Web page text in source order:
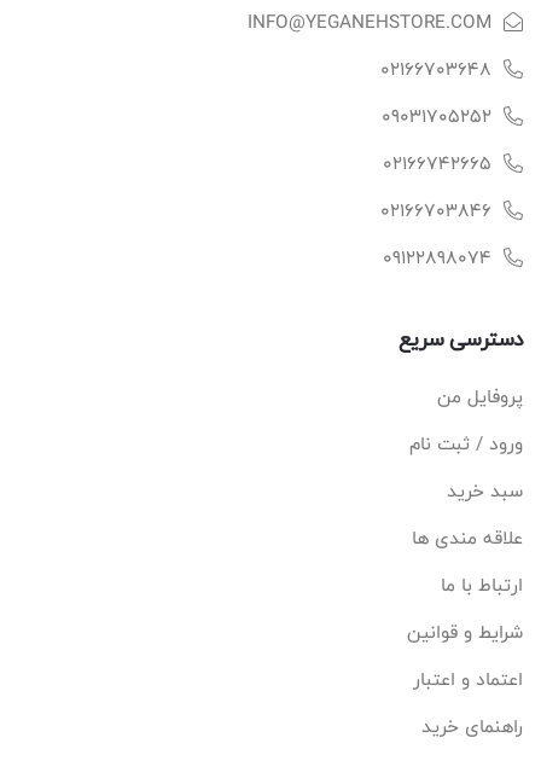
INFO@YEGANEHSTORE.COM
02166703648
09031705252
02166742665
02166703846
09122898074
دسترسی سریع
پروفایل من
ورود / ثبت نام
سبد خرید
علاقه مندی ها
ارتباط با ما
شرایط و قوانین
اعتماد و اعتبار
راهنمای خرید